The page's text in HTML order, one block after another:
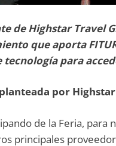
de Highstar Travel
que aporta
para
por Highstar
de la Feria,
principales